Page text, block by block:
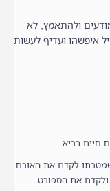
ולהתאמץ, לא
איפשהו ועדיף לעשות
חיים בריא.
לקדם את האורח
ולקדם את הספורט